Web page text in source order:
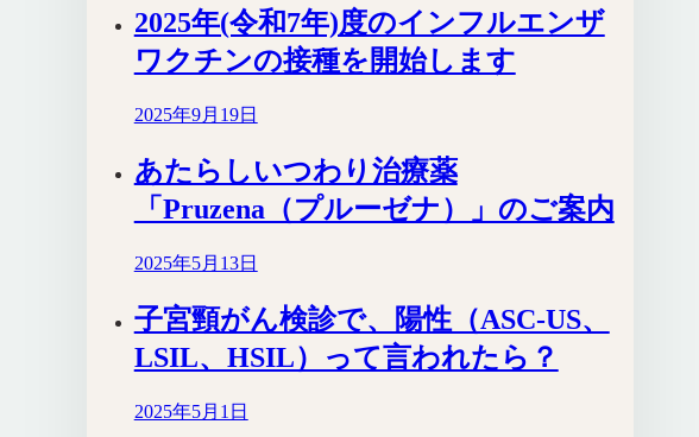
2025年(令和7年)度のインフルエンザ
ワクチンの接種を開始します
2025年9月19日
あたらしいつわり治療薬
「Pruzena（プルーゼナ）」のご案内
2025年5月13日
子宮頸がん検診で、陽性（ASC-US、
LSIL、HSIL）って言われたら？
2025年5月1日